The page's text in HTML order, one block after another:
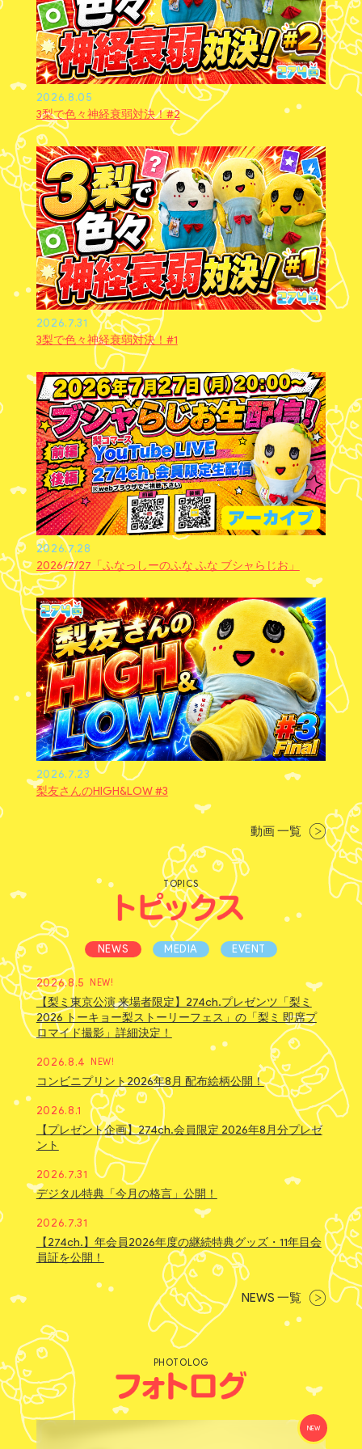
2026.8.05
3梨で色々神経衰弱対決！#2
2026.7.31
3梨で色々神経衰弱対決！#1
2026.7.28
2026/7/27「ふなっしーのふな ふな ブシャらじお」
2026.7.23
梨友さんのHIGH&LOW #3
動画 一覧
TOPICS
NEWS MEDIA EVENT
2026.8.5 NEW!
【梨ミ東京公演 来場者限定】274ch.プレゼンツ「梨ミ
2026 トーキョー梨ストーリーフェス」の「梨ミ 即席プ
ロマイド撮影」詳細決定！
2026.8.4 NEW!
コンビニプリント2026年8月 配布絵柄公開！
2026.8.1
【プレゼント企画】274ch.会員限定 2026年8月分プレゼ
ント
2026.7.31
デジタル特典「今月の格言」公開！
2026.7.31
【274ch.】年会員2026年度の継続特典グッズ・11年目会
員証を公開！
NEWS 一覧
PHOTOLOG